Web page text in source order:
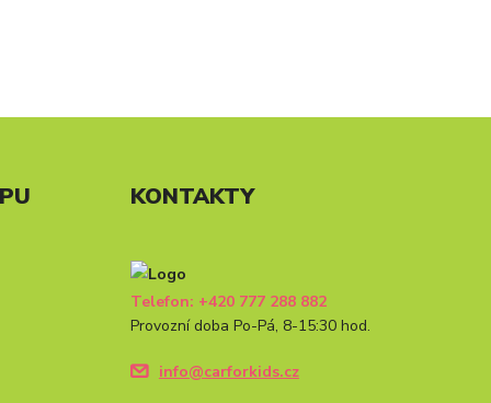
KONTAKTY
Telefon: +420 777 288 882
Provozní doba Po-Pá, 8-15:30 hod.
info@carforkids.cz